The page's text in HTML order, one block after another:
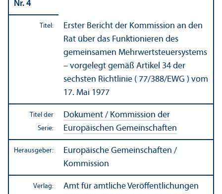
Nr. 4
Titel:
Erster Bericht der Kommission an den
Rat über das Funktionieren des
gemeinsamen Mehrwertsteuer­systems
– vorgelegt gemäß Artikel 34 der
sechsten Richtlinie ( 77/388/EWG ) vom
17. Mai 1977
Titel der
Serie:
Dokument / Kommission der
Europäischen Gemeinschaften
Herausgeber:
Europäische Gemeinschaften /
Kommission
Verlag:
Amt für amtliche Veröffentlichungen